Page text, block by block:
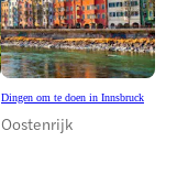
Dingen om te doen in Innsbruck
Oostenrijk